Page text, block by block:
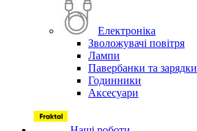
Електроніка
Зволожувачі повітря
Лампи
Павербанки та зарядки
Годинники
Аксесуари